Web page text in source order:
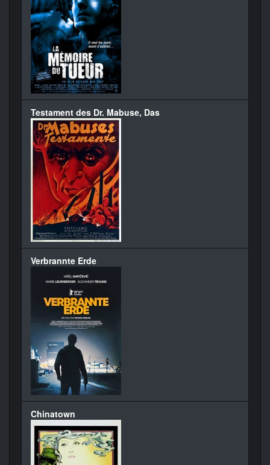
Testament des Dr. Mabuse, Das
Verbrannte Erde
Chinatown